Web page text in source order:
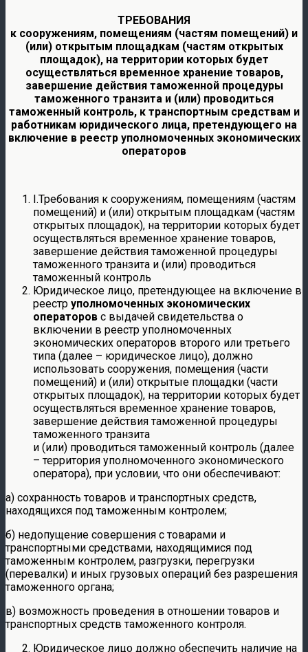
ТРЕБОВАНИЯ
к сооружениям, помещениям (частям помещений) и
(или) открытым площадкам (частям открытых
площадок), на территории которых будет
осуществляться временное хранение товаров,
завершение действия таможенной процедуры
таможенного транзита и (или) проводиться
таможенный контроль, к транспортным средствам и
работникам юридического лица, претендующего на
включение в реестр уполномоченных экономических
операторов
I.Требования к сооружениям, помещениям (частям
помещений) и (или) открытым площадкам (частям
открытых площадок), на территории которых будет
осуществляться временное хранение товаров,
завершение действия таможенной процедуры
таможенного транзита и (или) проводиться
таможенный контроль
Юридическое лицо, претендующее на включение в
реестр уполномоченных экономических
операторов с выдачей свидетельства о
включении в реестр уполномоченных
экономических операторов второго или третьего
типа (далее – юридическое лицо), должно
использовать сооружения, помещения (части
помещений) и (или) открытые площадки (части
открытых площадок), на территории которых будет
осуществляться временное хранение товаров,
завершение действия таможенной процедуры
таможенного транзита
и (или) проводиться таможенный контроль (далее
– территория уполномоченного экономического
оператора), при условии, что они обеспечивают:
а) сохранность товаров и транспортных средств,
находящихся под таможенным контролем;
б) недопущение совершения с товарами и
транспортными средствами, находящимися под
таможенным контролем, разгрузки, перегрузки
(перевалки) и иных грузовых операций без разрешения
таможенного органа;
в) возможность проведения в отношении товаров и
транспортных средств таможенного контроля.
Юридическое лицо должно обеспечить наличие на